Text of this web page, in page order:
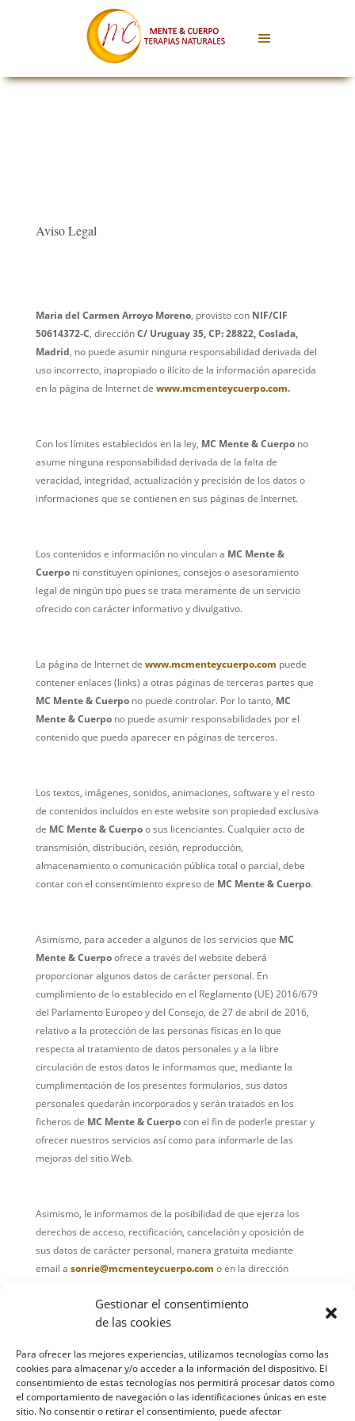
Gestionar el consentimiento
de las cookies
Para ofrecer las mejores experiencias, utilizamos tecnologías como las
cookies para almacenar y/o acceder a la información del dispositivo. El
consentimiento de estas tecnologías nos permitirá procesar datos como
el comportamiento de navegación o las identificaciones únicas en este
sitio. No consentir o retirar el consentimiento, puede afectar
Aviso Legal
Maria del Carmen Arroyo Moreno, provisto con NIF/CIF
50614372-C, direcciónC/ Uruguay 35, CP: 28822, Coslada,
Madrid, no puede asumir ninguna responsabilidad derivada del
uso incorrecto, inapropiado o ilícito de la información aparecida
en la página de Internet de www.mcmenteycuerpo.com.
Con los límites establecidos en la ley, MC Mente & Cuerpono
asume ninguna responsabilidad derivada de la falta de
veracidad, integridad, actualización y precisión de los datos o
informaciones que se contienen en sus páginas de Internet.
Los contenidos e información no vinculan a MC Mente &
Cuerponi constituyen opiniones, consejos o asesoramiento
legal de ningún tipo pues se trata meramente de un servicio
ofrecido con carácter informativo y divulgativo.
La página de Internet de www.mcmenteycuerpo.com puede
contener enlaces (links) a otras páginas de terceras partes que
MC Mente & Cuerpono puede controlar. Por lo tanto, MC
Mente & Cuerpono puede asumir responsabilidades por el
contenido que pueda aparecer en páginas de terceros.
Los textos, imágenes, sonidos, animaciones, software y el resto
de contenidos incluidos en este website son propiedad exclusiva
de MC Mente & Cuerpoo sus licenciantes. Cualquier acto de
transmisión, distribución, cesión, reproducción,
almacenamiento o comunicación pública total o parcial, debe
contar con el consentimiento expreso de MC Mente & Cuerpo.
Asimismo, para acceder a algunos de los servicios que MC
Mente & Cuerpoofrece a través del website deberá
proporcionar algunos datos de carácter personal. En
cumplimiento de lo establecido en el Reglamento (UE) 2016/679
del Parlamento Europeo y del Consejo, de 27 de abril de 2016,
relativo a la protección de las personas físicas en lo que
respecta al tratamiento de datos personales y a la libre
circulación de estos datos le informamos que, mediante la
cumplimentación de los presentes formularios, sus datos
personales quedarán incorporados y serán tratados en los
ficheros de MC Mente & Cuerpocon el fin de poderle prestar y
ofrecer nuestros servicios así como para informarle de las
mejoras del sitio Web.
Asimismo, le informamos de la posibilidad de que ejerza los
derechos de acceso, rectificación, cancelación y oposición de
sus datos de carácter personal, manera gratuita mediante
email a sonrie@mcmenteycuerpo.com o en la dirección
Contacta conmigo:
sonrie@mcmenteycuerpo.com
Móvil / Whatsapp:697 46 07 94